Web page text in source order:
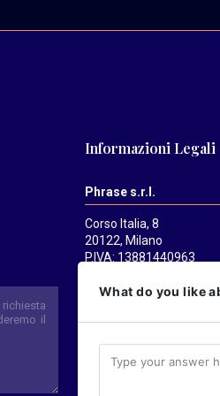
Informazioni Legali
Phrase s.r.l.
Corso Italia, 8
20122, Milano
P.IVA: 13881440963
Mediatrendsè una
Direttore responsabile:
Direttore editoriale:
What do you like